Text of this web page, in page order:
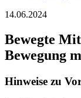
14.06.2024
Bewegte
Bewegung
Hinweise zu